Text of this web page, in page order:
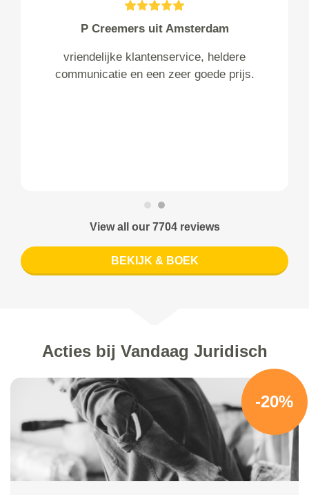
P Creemers uit Amsterdam
vriendelijke klantenservice, heldere
communicatie en een zeer goede prijs.
View all our 7704 reviews
BEKIJK & BOEK
Acties bij Vandaag Juridisch
-20%